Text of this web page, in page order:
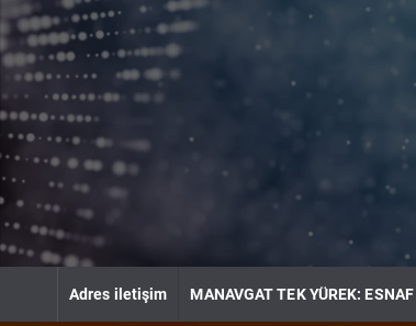
k
t
c
o
n
e
Adres iletişim MANAVGAT TEK YÜREK: